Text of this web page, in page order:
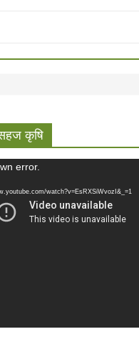
कृषि
error.
watch?v=EsRXSiWvozI&_=1